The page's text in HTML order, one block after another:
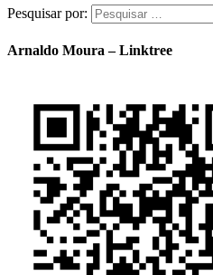
Pesquisar por:
Arnaldo Moura – Linktree